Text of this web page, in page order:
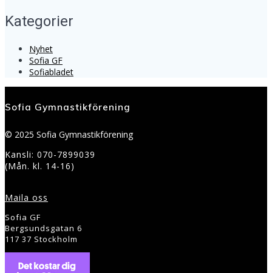
Kategorier
Nyhet
Sofia GF
Sofiabladet
Sofia Gymnastikförening
© 2025 Sofia Gymnastikförening
Kansli: 070-7899039
(Mån. kl. 14-16)
Maila oss
Sofia GF
Bergsundsgatan 6
117 37 Stockholm